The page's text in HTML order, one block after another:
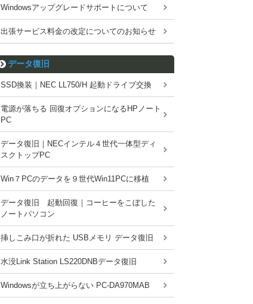
Windowsアップグレードサポートについて
出張サービス料金の改定についてのお知らせ
データ復旧
SSD換装｜NEC LL750/H 起動ドライブ交換
電源が落ちる 回復オプションになるHPノート
PC
データ復旧｜NECインテル４世代一体型ディ
スクトップPC
Win７PCのデータを９世代Win11PCに移植
データ復旧 起動回復｜コーヒーをこぼした
ノートパソコン
挿しこみ口が折れた USBメモリ データ復旧
水没Link Station LS220DNBデータ復旧
Windowsが立ち上がらない PC-DA970MAB